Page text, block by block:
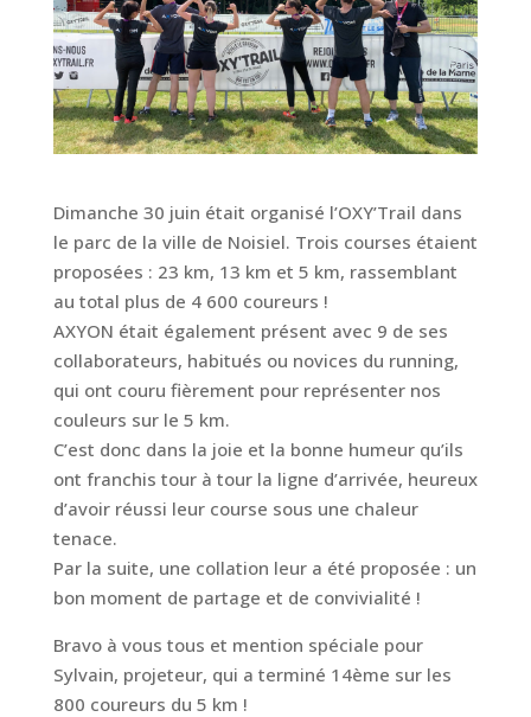
Dimanche 30 juin était organisé l’OXY’Trail dans
le parc de la ville de Noisiel. Trois courses étaient
proposées : 23 km, 13 km et 5 km, rassemblant
au total plus de 4 600 coureurs !
AXYON était également présent avec 9 de ses
collaborateurs, habitués ou novices du running,
qui ont couru fièrement pour représenter nos
couleurs sur le 5 km.
C’est donc dans la joie et la bonne humeur qu’ils
ont franchis tour à tour la ligne d’arrivée, heureux
d’avoir réussi leur course sous une chaleur
tenace.
Par la suite, une collation leur a été proposée : un
bon moment de partage et de convivialité !
Bravo à vous tous et mention spéciale pour
Sylvain, projeteur, qui a terminé 14ème sur les
800 coureurs du 5 km !